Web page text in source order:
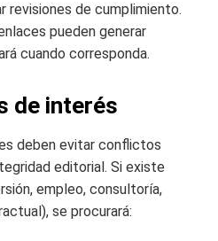
revisiones de cumplimiento.
pueden generar
cuando corresponda.
de interés
deben evitar conflictos
editorial. Si existe
empleo, consultoría,
se procurará: